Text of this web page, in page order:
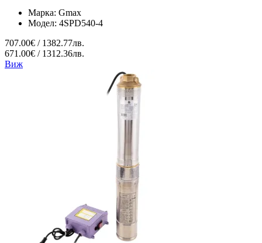
Марка: Gmax
Модел: 4SPD540-4
707.00€ / 1382.77лв.
671.00€ / 1312.36лв.
Виж